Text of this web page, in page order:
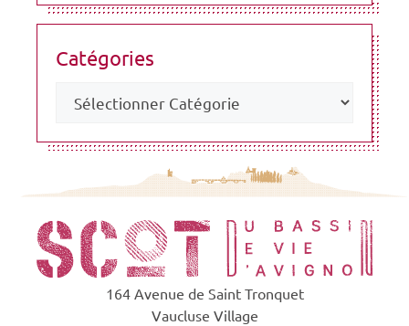
Catégories
164 Avenue de Saint Tronquet
Vaucluse Village